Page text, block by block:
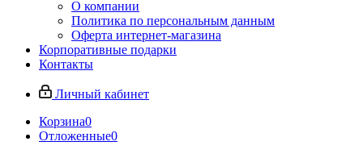
О компании
Политика по персональным данным
Оферта интернет-магазина
Корпоративные подарки
Контакты
Личный кабинет
Корзина0
Отложенные0